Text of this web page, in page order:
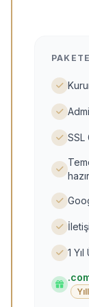
SSL
1